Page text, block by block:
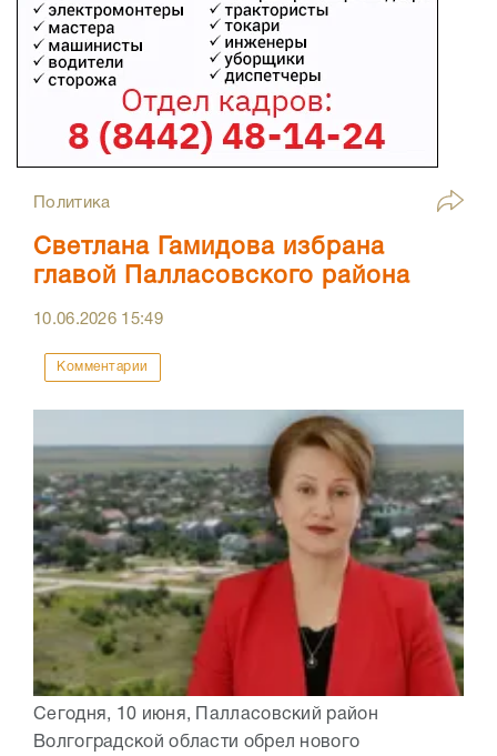
Политика
Светлана Гамидова избрана
главой Палласовского района
10.06.2026 15:49
Комментарии
Сегодня, 10 июня, Палласовский район
Волгоградской области обрел нового